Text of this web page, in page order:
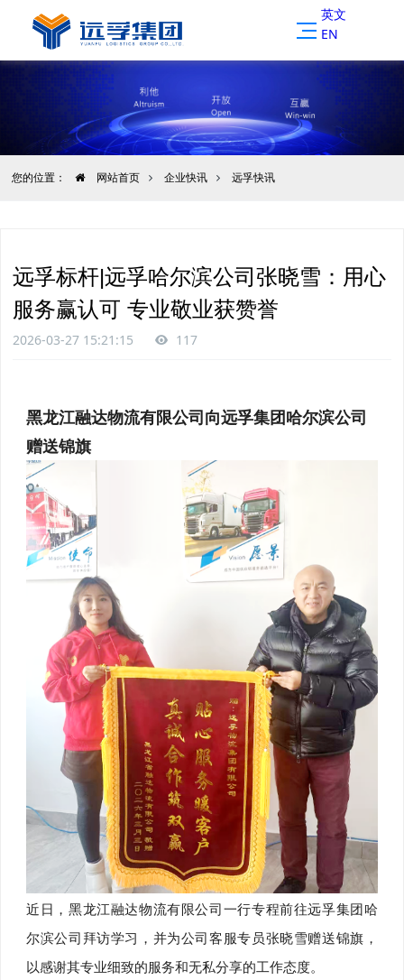
英文
EN
您的位置： 网站首页 企业快讯 远孚快讯
远孚标杆|远孚哈尔滨公司张晓雪：用心
服务赢认可 专业敬业获赞誉
2026-03-27 15:21:15 117
黑龙江融达物流有限公司向远孚集团哈尔滨公司
赠送锦旗
近日，黑龙江融达物流有限公司一行专程前往远孚集团哈
尔滨公司拜访学习，并为公司客服专员张晓雪赠送锦旗，
以感谢其专业细致的服务和无私分享的工作态度。